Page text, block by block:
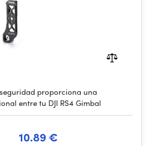
proporciona una
entre tu DJI RS4 Gimbal
10.89 €